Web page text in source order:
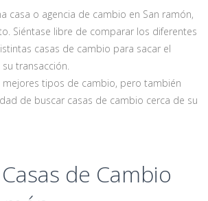
casa o agencia de cambio en San ramón,
Siéntase libre de comparar los diferentes
casas de cambio para sacar el
transacción.
mejores tipos de cambio, pero también
de buscar casas de cambio cerca de su
de Cambio